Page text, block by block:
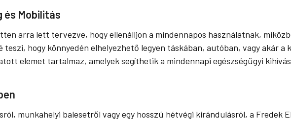
és Mobilitás
arra lett tervezve, hogy ellenálljon a mindennapos használatnak,
hogy könnyedén elhelyezhető legyen táskában, autóban, vagy akár
elemet tartalmaz, amelyek segíthetik a mindennapi egészségügyi
munkahelyi balesetről vagy egy hosszú hétvégi kirándulásról, a Fredek